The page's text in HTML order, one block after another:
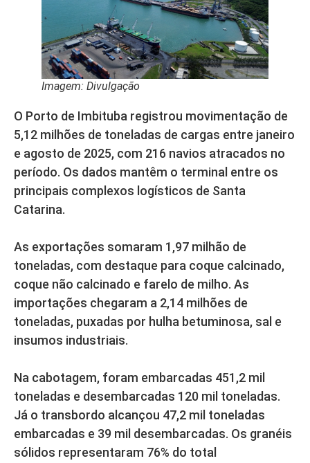
Imagem: Divulgação
O Porto de Imbituba registrou movimentação de
5,12 milhões de toneladas de cargas entre janeiro
e agosto de 2025, com 216 navios atracados no
período. Os dados mantêm o terminal entre os
principais complexos logísticos de Santa
Catarina.
As exportações somaram 1,97 milhão de
toneladas, com destaque para coque calcinado,
coque não calcinado e farelo de milho. As
importações chegaram a 2,14 milhões de
toneladas, puxadas por hulha betuminosa, sal e
insumos industriais.
Na cabotagem, foram embarcadas 451,2 mil
toneladas e desembarcadas 120 mil toneladas.
Já o transbordo alcançou 47,2 mil toneladas
embarcadas e 39 mil desembarcadas. Os granéis
sólidos representaram 76% do total